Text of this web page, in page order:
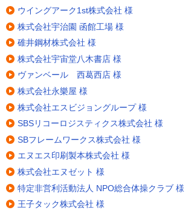
ウイングアーク1st株式会社 様
株式会社宇治園 函館工場 様
碓井鋼材株式会社 様
株式会社宇宙堂八木書店 様
ヴァンベール 西葛西店 様
株式会社永樂屋 様
株式会社エスビジョングループ 様
SBSリコーロジスティクス株式会社 様
SBフレームワークス株式会社 様
エヌエス印刷製本株式会社 様
株式会社エヌゼット 様
特定非営利活動法人 NPO総合体操クラブ 様
王子タック株式会社 様